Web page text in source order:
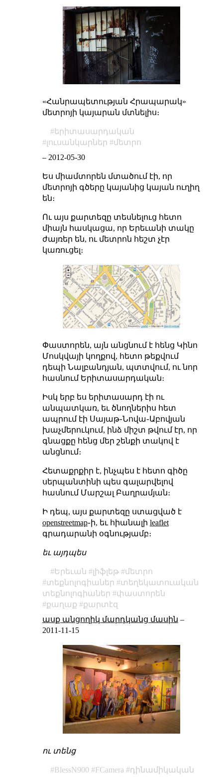
«Հանրապետության Հրապարակ»
մետրոյի կայարան մտնելիս։
երիտասարդական
լուսանկարներ
մետրո
– 2012-05-30
Ես միամտորեն մտածում էի, որ
մետրոյի գծերը կայանից կայան ուղիղ
են։
Ու այս քարտեզը տեսնելուց հետո
միայն հասկացա, որ Երեւանի տակը
ժայռեր են, ու մետրոն հեշտ չէր
կառուցել։
Փաստորեն, այն անցնում է հենց Կինո
Մոսկվայի կողքով, հետո թեքվում
դեպի Նալբանդյան, պտտվում, ու նոր
հասնում Երիտասարդական։
Իսկ երբ ես երիտասարդ էի ու
անպատկառ, եւ ծնողներիս հետ
ապրում էի Սայաթ֊Նովա֊Աբովյան
խաչմերուկում, ինձ միշտ թվում էր, որ
գնացքը հենց մեր շենքի տակով է
անցնում։
Հետաքրքիր է, ինչպես է հետո գիծը
սերպանտինի պես գալարվելով
հասնում Մարշալ Բաղրամյան։
Ի դեպ, այս քարտեզը ստացված է
openstreetmap֊ի, եւ հիանալի leaflet
գրադարանի օգնությամբ։
եւ այդպես
Երեւան լիֆլեթ
մետրո
տեքնոլոգիաներ
տեղեկատուական
տեքնոլոգիաներ
փաստորեն
քաղաք
քարտէզ
ասք անցողիկ մարդկանց մասին –
2011-11-15
ու տենց
BlessN900 FCamera
դինամիկական